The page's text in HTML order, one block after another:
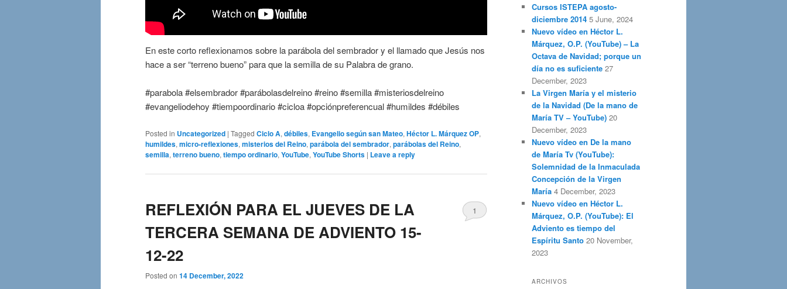
En este corto reflexionamos sobre la parábola del sembrador y el llamado que Jesús nos
hace a ser “terreno bueno” para que la semilla de su Palabra de grano.
#parabola #elsembrador #parábolasdelreino #reino #semilla #misteriosdelreino
#evangeliodehoy #tiempoordinario #cicloa #opciónpreferencual #humildes #débiles
Posted in Uncategorized | Tagged Ciclo A, débiles, Evangelio según san Mateo, Héctor L. Márquez OP,
humildes, micro-reflexiones, misterios del Reino, parábola del sembrador, parábolas del Reino,
semilla, terreno bueno, tiempo ordinario, YouTube, YouTube Shorts | Leave a reply
REFLEXIÓN PARA EL JUEVES DE LA
TERCERA SEMANA DE ADVIENTO 15-
12-22
Posted on 14 December, 2022
1
Cursos ISTEPA agosto-
diciembre 2014 5 June, 2024
Nuevo vídeo en Héctor L.
Márquez, O.P. (YouTube) – La
Octava de Navidad; porque un
día no es suficiente 27
December, 2023
La Virgen María y el misterio
de la Navidad (De la mano de
María TV – YouTube) 20
December, 2023
Nuevo vídeo en De la mano
de María Tv (YouTube):
Solemnidad de la Inmaculada
Concepción de la Virgen
María 4 December, 2023
Nuevo vídeo en Héctor L.
Márquez, O.P. (YouTube): El
Adviento es tiempo del
Espíritu Santo 20 November,
2023
ARCHIVOS